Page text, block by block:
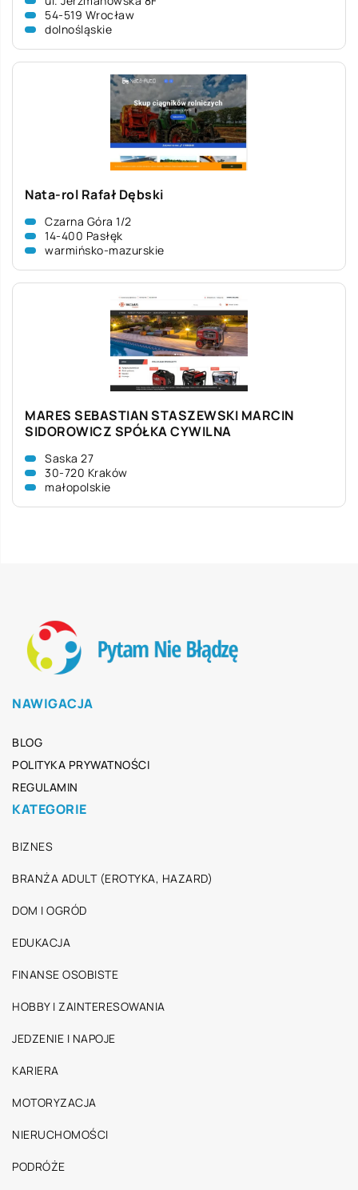
54-519 Wrocław
dolnośląskie
Nata-rol Rafał Dębski
Czarna Góra 1/2
14-400 Pasłęk
warmińsko-mazurskie
MARES SEBASTIAN STASZEWSKI MARCIN
SIDOROWICZ SPÓŁKA CYWILNA
Saska 27
30-720 Kraków
małopolskie
NAWIGACJA
BLOG
POLITYKA PRYWATNOŚCI
REGULAMIN
KATEGORIE
BIZNES
BRANŻA ADULT (EROTYKA, HAZARD)
DOM I OGRÓD
EDUKACJA
FINANSE OSOBISTE
HOBBY I ZAINTERESOWANIA
JEDZENIE I NAPOJE
KARIERA
MOTORYZACJA
NIERUCHOMOŚCI
PODRÓŻE